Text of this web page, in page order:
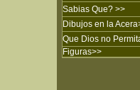
Sabias Que? >>
Dibujos en la Acera
Que Dios no
Figuras>>